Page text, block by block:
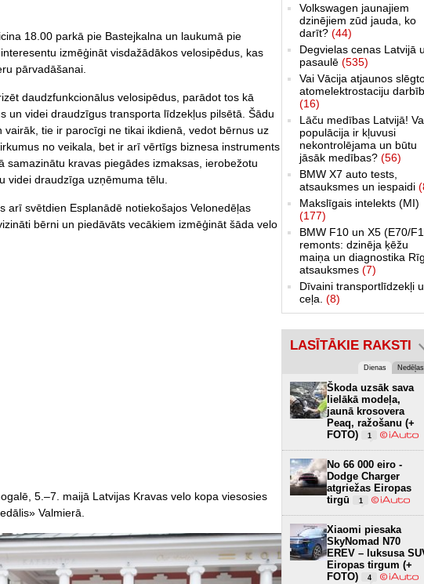
18.00 parkā pie Bastejkalna un laukumā pie
izmēģināt visdažādākos velosipēdus, kas
pārvadāšanai.
daudzfunkcionālus velosipēdus, parādot tos kā
un videi draudzīgus transporta līdzekļus pilsētā. Šādu
vairāk, tie ir parocīgi ne tikai ikdienā, vedot bērnus uz
no veikala, bet ir arī vērtīgs biznesa instruments
samazinātu kravas piegādes izmaksas, ierobežotu
videi draudzīga uzņēmuma tēlu.
arī svētdien Esplanādē notiekošajos Velonedēļas
bērni un piedāvāts vecākiem izmēģināt šāda velo
5.–7. maijā Latvijas Kravas velo kopa viesosies
Valmierā.
Volkswagen jaunajiem
dzinējiem zūd jauda, ko
darīt? (44)
Degvielas cenas Latvijā
pasaulē (535)
Vai Vācija atjaunos
atomelektrostaciju
(16)
Lāču medības Latvijā!
populācija ir kļuvusi
nekontrolējama un būtu
jāsāk medības? (56)
BMW X7 auto tests,
atsauksmes un iespaidi
Makslīgais intelekts (MI)
(177)
BMW F10 un X5 (E70/
remonts: dzinēja ķēžu
maiņa un diagnostika
atsauksmes (7)
Dīvaini transportlīdzekļi
ceļa. (8)
LASĪTĀKIE RAKSTI
Dienas Nedēļas
Škoda uzsāk sava
lielākā modeļa,
jaunā krosovera
Peaq, ražošanu (+
FOTO)
1
No 66 000 eiro -
Dodge Charger
atgriežas Eiropas
tirgū
1
Xiaomi piesaka
SkyNomad N70
EREV – luksusa
Eiropas tirgum (+
FOTO)
4